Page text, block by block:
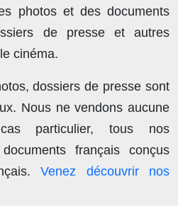
photos et des documents
de presse et autres
cinéma.
dossiers de presse sont
Nous ne vendons aucune
particulier, tous nos
français conçus
Venez découvrir nos